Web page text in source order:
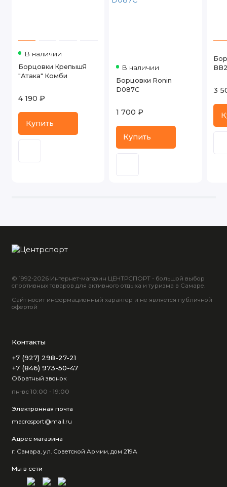
В наличии
Борцовки КрепышЯ
"Атака" Комби
4 190 ₽
Купить
В наличии
Борцовки Ronin
D087C
1 700 ₽
Купить
3
© 1992-2026 Интернет-магазин ЦЕНТРСПОРТ - большой выбор
спортивных товаров для активного отдыха и туризма в Самаре.
Сайт носит информационный характер и не является публичной
офертой
Контакты
+7 (927) 298-27-21
+7 (846) 973-50-47
Обратный звонок
пн-вс 10:00 - 19:00
Электронная почта
macrosport@mail.ru
Адрес магазина
г. Самара, ул. Советской Армии, дом 219А
Мы в сети